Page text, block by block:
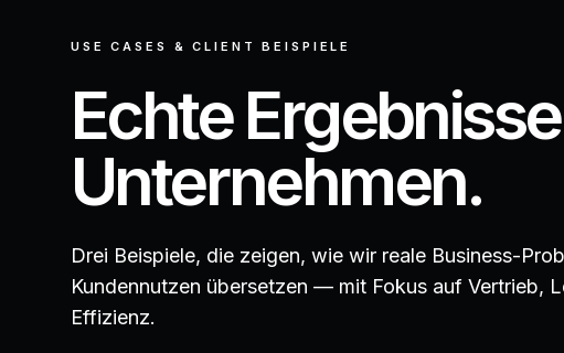
def optimize_campaign(x):
USE CASES & CLIENT BEISPIELE
Echte
Unternehmen.
Drei Beispiele, die zeigen, wie wir reale Business-
Kundennutzen übersetzen — mit Fokus auf Vertrieb,
Effizienz.